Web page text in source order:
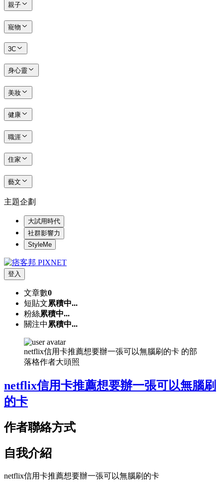
親子
寵物
3C
身心靈
美妝
健康
職涯
住家
藝文
主題企劃
大試用時代
社群影響力
StyleMe
登入
文章數0
短貼文累積中...
粉絲累積中...
關注中 累積中...
netflix信用卡推薦想要辦一張可以無腦刷的卡 的部
落格作者大頭照
netflix信用卡推薦想要辦一張可以無腦刷
的卡
作者聯絡方式
自我介紹
netflix信用卡推薦想要辦一張可以無腦刷的卡